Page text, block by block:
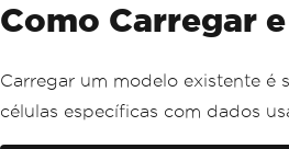
Como Carregar
Carregar um modelo existente é
células específicas com dados